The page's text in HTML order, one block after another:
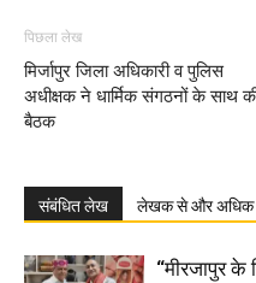
पिछला लेख
मिर्जापुर जिला अधिकारी व पुलिस
अधीक्षक ने धार्मिक संगठनों के साथ
बैठक
संबंधित लेख लेखक से और अधिक
“मीरजापुर